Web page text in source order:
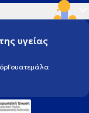
υγείας
Γουατεμάλα